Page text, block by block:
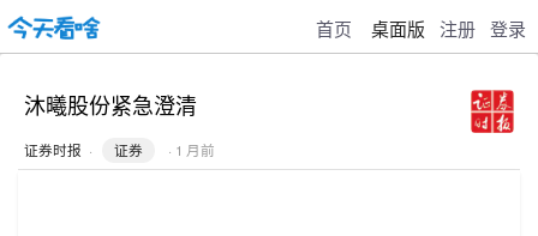
首页 桌面版 注册 登录
沐曦股份紧急澄清
证券时报 · 证券 · 1 月前